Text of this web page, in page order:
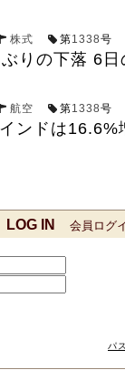
株式 第1338号
りの下落 6日
航空 第1338号
ンドは16.6%
LOG IN 会員ログ
パ